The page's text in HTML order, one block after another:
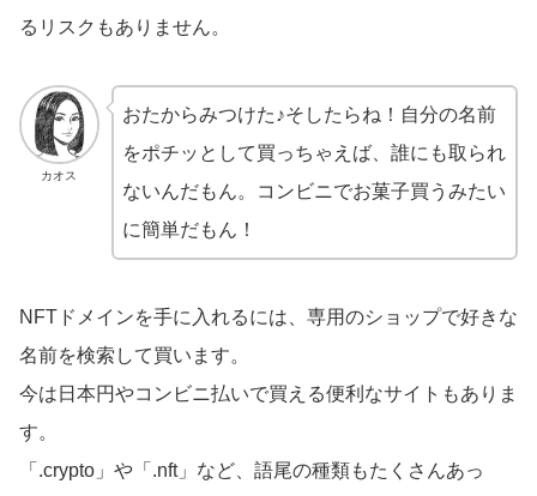
るリスクもありません。
カオス
おたからみつけた♪そしたらね！自分の名前
をポチッとして買っちゃえば、誰にも取られ
ないんだもん。コンビニでお菓子買うみたい
に簡単だもん！
NFTドメインを手に入れるには、専用のショップで好きな
名前を検索して買います。
今は日本円やコンビニ払いで買える便利なサイトもありま
す。
「.crypto」や「.nft」など、語尾の種類もたくさんあっ